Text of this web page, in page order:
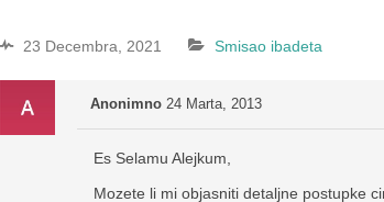
23 Decembra, 2021 Smisao ibadeta
Anonimno 24 Marta, 2013
Es Selamu Alejkum,
Mozete li mi objasniti detaljne postupke